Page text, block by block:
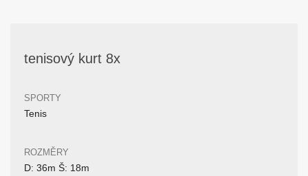
tenisový kurt 8x
SPORTY
Tenis
ROZMĚRY
D: 36m Š: 18m